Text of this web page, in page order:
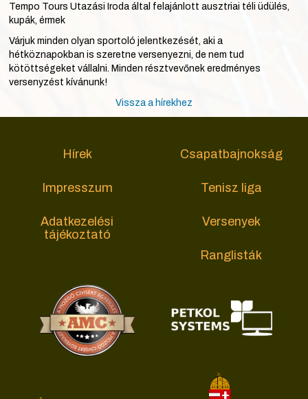
Tempo Tours Utazási Iroda által felajánlott ausztriai téli üdülés,
kupák, érmek
Várjuk minden olyan sportoló jelentkezését, aki a
hétköznapokban is szeretne versenyezni, de nem tud
kötöttségeket vállalni. Minden résztvevőnek eredményes
versenyzést kívánunk!
Vissza a hírekhez
Hírek
Impresszum
Adatkezelési
tájékoztató
Csapatbajnokság
Tenisz liga
Versenyek
Ranglisták